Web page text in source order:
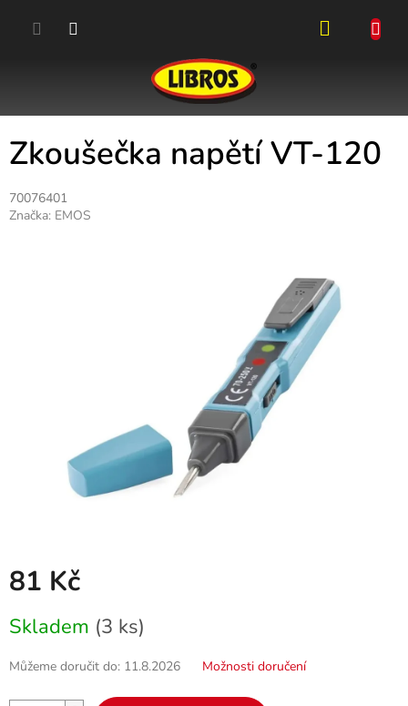
Zkoušečka napětí VT-120
70076401
Značka: EMOS
81 Kč
cena:
Skladem (3 ks)
Můžeme doručit do: 11.8.2026 Možnosti doručení